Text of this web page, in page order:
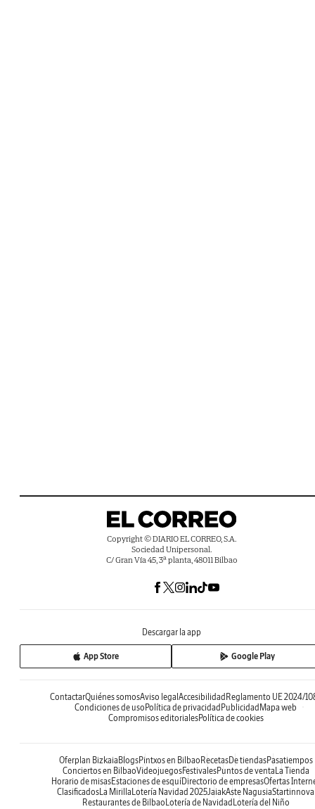
Copyright © DIARIO EL CORREO, S.A.
Sociedad Unipersonal.
C/ Gran Vía 45, 3ª planta, 48011 Bilbao
Descargar la app
App Store Google Play
ContactarQuiénes somosAviso legal Accesibilidad Reglamento UE 2024/
Condiciones de uso Política de privacidad Publicidad Mapa web
Compromisos editorialesPolítica de cookies
Oferplan Bizkaia BlogsPintxos en Bilbao RecetasDe tiendasPasatiempos
Conciertos en BilbaoVideojuegosFestivalesPuntos de venta La Tienda
Horario de misasEstaciones de esquíDirectorio de empresasOfertas
Clasificados La Mirilla Lotería Navidad 2025JaiakAste NagusiaStartinnova
Restaurantes de Bilbao Lotería de Navidad Lotería del Niño